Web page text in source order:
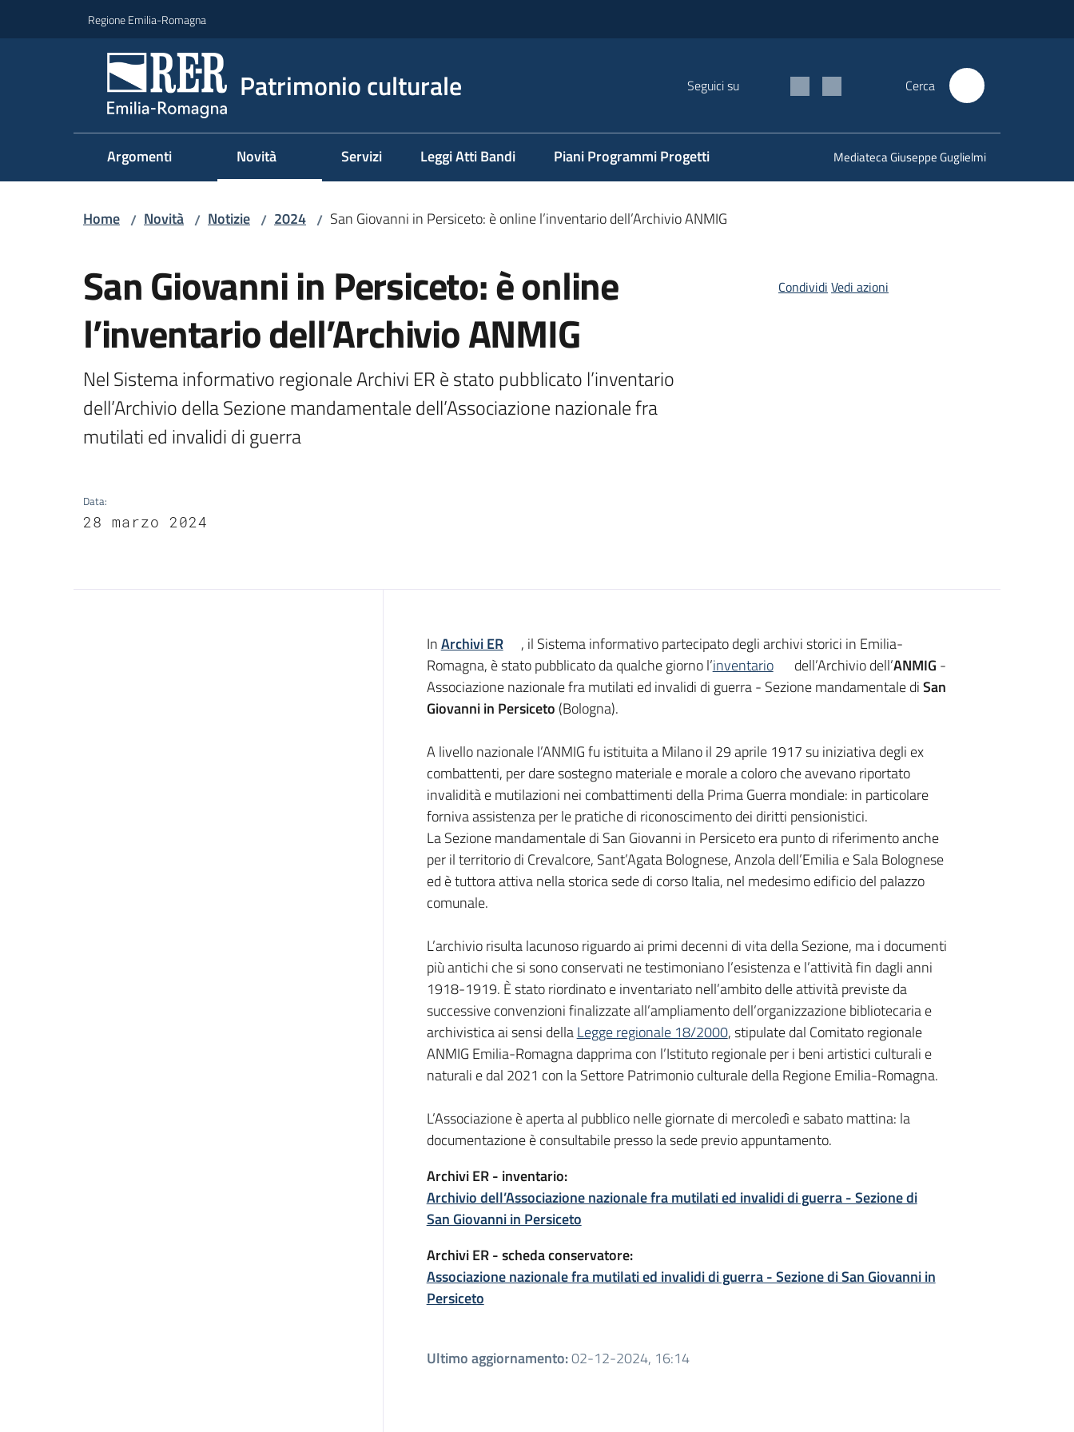
Regione Emilia-Romagna
Patrimonio culturale Seguici su Cerca
Argomenti Novità Servizi Leggi Atti Bandi Piani Programmi Progetti Mediateca Giuseppe Guglielmi
Home / Novità / Notizie / 2024 / San Giovanni in Persiceto: è online l’inventario dell’Archivio ANMIG
San Giovanni in Persiceto: è online
l’inventario dell’Archivio ANMIG
Nel Sistema informativo regionale Archivi ER è stato pubblicato l’inventario
dell’Archivio della Sezione mandamentale dell’Associazione nazionale fra
mutilati ed invalidi di guerra
Data:
28 marzo 2024
Condividi Vedi azioni
Introduzione
InArchivi ER
, il Sistema informativo partecipato degli archivi storici in Emilia-
Romagna, è stato pubblicato da qualche giorno l’inventario dell’Archivio dell’ANMIG -
Associazione nazionale fra mutilati ed invalidi di guerra - Sezione mandamentale diSan
Giovanni in Persiceto (Bologna).
A livello nazionale l’ANMIG fu istituita a Milano il 29 aprile 1917 su iniziativa degli ex
combattenti, per dare sostegno materiale e morale a coloro che avevano riportato
invalidità e mutilazioni nei combattimenti della Prima Guerra mondiale: in particolare
forniva assistenza per le pratiche di riconoscimento dei diritti pensionistici.
La Sezione mandamentale di San Giovanni in Persiceto era punto di riferimento anche
per il territorio di Crevalcore, Sant’Agata Bolognese, Anzola dell’Emilia e Sala Bolognese
ed è tuttora attiva nella storica sede di corso Italia, nel medesimo edificio del palazzo
comunale.
L’archivio risulta lacunoso riguardo ai primi decenni di vita della Sezione, ma i documenti
più antichi che si sono conservati ne testimoniano l’esistenza e l’attività fin dagli anni
1918-1919. È stato riordinato e inventariato nell’ambito delle attività previste da
successive convenzioni finalizzate all’ampliamento dell’organizzazione bibliotecaria e
archivistica ai sensi dellaLegge regionale 18/2000, stipulate dal Comitato regionale
ANMIG Emilia-Romagna dapprima con l’Istituto regionale per i beni artistici culturali e
naturali e dal 2021 con la Settore Patrimonio culturale della Regione Emilia-Romagna.
L’Associazione è aperta al pubblico nelle giornate di mercoledì e sabato mattina: la
documentazione è consultabile presso la sede previo appuntamento.
Archivi ER - inventario:
Archivio dell’Associazione nazionale fra mutilati ed invalidi di guerra - Sezione di
San Giovanni in Persiceto
Archivi ER - scheda conservatore:
Associazione nazionale fra mutilati ed invalidi di guerra - Sezione di San Giovanni in
Persiceto
Ultimo aggiornamento:02-12-2024, 16:14